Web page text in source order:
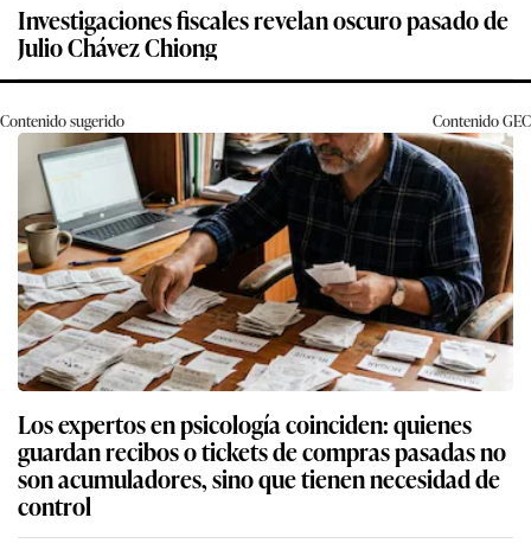
Investigaciones fiscales revelan oscuro pasado de
Julio Chávez Chiong
Contenido sugerido ContenidoGEC
Los expertos en psicología coinciden: quienes
guardan recibos o tickets de compras pasadas no
son acumuladores, sino que tienen necesidad de
control